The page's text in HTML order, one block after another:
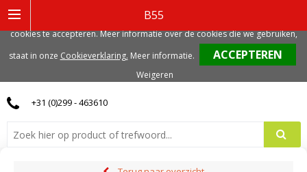
B55
0
+31 (0)299 - 463610
gerelateerde cookies. Voor de beste gebruikerservaring, adviseren we deze
cookies te accepteren. Meer informatie over de cookies die we gebruiken,
staat in onze Cookieverklaring. Meer informatie.
Weigeren